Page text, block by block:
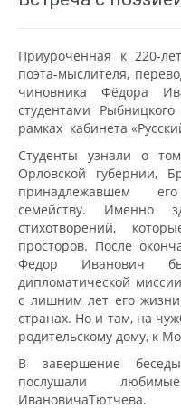
Приуроченная к 220-
поэта-мыслителя,
чиновника Фёдора
студентами
рамках кабинета
Студенты узнали о
Орловской губернии,
принадлежавшем
семейству. Именно
стихотворений,
просторов. После
Федор Иванович
дипломатической
с лишним лет его
странах. Но и там, на
родительскому дому, к
В завершение
послушали
ИвановичаТютчева.